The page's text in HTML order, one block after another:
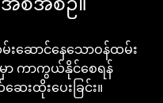
မ်းဆောင်နေသောဝန်ထမ်း
မှာ ကာကွယ်နိုင်စေရန်
ထိုးပေးခြင်း။